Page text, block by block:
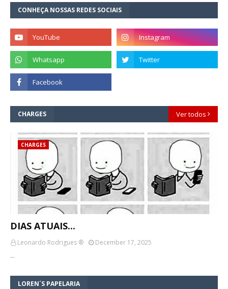
CONHEÇA NOSSAS REDES SOCIAIS
CHARGES Ver todos
CHARGES
DIAS ATUAIS...
Leonardo Rodrigues ®
December 17, 2025
…
LOREN´S PAPELARIA